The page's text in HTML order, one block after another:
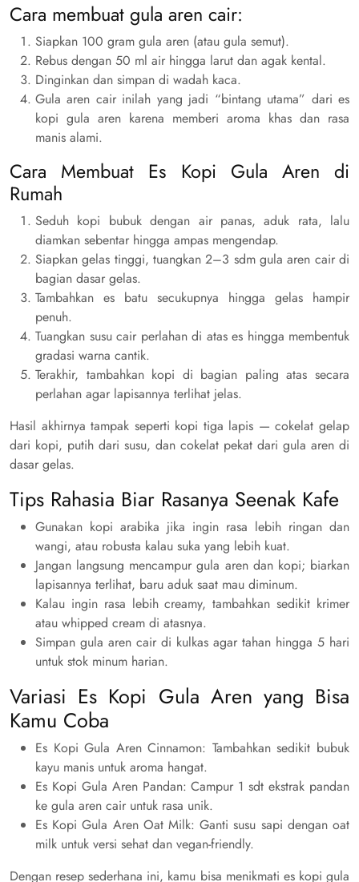
Cara membuat gula aren cair:
Siapkan 100 gram gula aren (atau gula semut).
Rebus dengan 50 ml air hingga larut dan agak kental.
Dinginkan dan simpan di wadah kaca.
Gula aren cair inilah yang jadi “bintang utama” dari es
kopi gula aren karena memberi aroma khas dan rasa
manis alami.
Cara Membuat Es Kopi Gula Aren di
Rumah
Seduh kopi bubuk dengan air panas, aduk rata, lalu
diamkan sebentar hingga ampas mengendap.
Siapkan gelas tinggi, tuangkan 2–3 sdm gula aren cair di
bagian dasar gelas.
Tambahkan es batu secukupnya hingga gelas hampir
penuh.
Tuangkan susu cair perlahan di atas es hingga membentuk
gradasi warna cantik.
Terakhir, tambahkan kopi di bagian paling atas secara
perlahan agar lapisannya terlihat jelas.
Hasil akhirnya tampak seperti kopi tiga lapis — cokelat gelap
dari kopi, putih dari susu, dan cokelat pekat dari gula aren di
dasar gelas.
Tips Rahasia Biar Rasanya Seenak Kafe
Gunakan kopi arabika jika ingin rasa lebih ringan dan
wangi, atau robusta kalau suka yang lebih kuat.
Jangan langsung mencampur gula aren dan kopi; biarkan
lapisannya terlihat, baru aduk saat mau diminum.
Kalau ingin rasa lebih creamy, tambahkan sedikit krimer
atau whipped cream di atasnya.
Simpan gula aren cair di kulkas agar tahan hingga 5 hari
untuk stok minum harian.
Variasi Es Kopi Gula Aren yang Bisa
Kamu Coba
Es Kopi Gula Aren Cinnamon: Tambahkan sedikit bubuk
kayu manis untuk aroma hangat.
Es Kopi Gula Aren Pandan: Campur 1 sdt ekstrak pandan
ke gula aren cair untuk rasa unik.
Es Kopi Gula Aren Oat Milk: Ganti susu sapi dengan oat
milk untuk versi sehat dan vegan-friendly.
Dengan resep sederhana ini, kamu bisa menikmati es kopi gula